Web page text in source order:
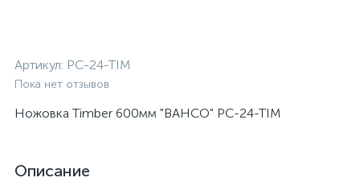
Артикул: PC-24-TIM
Пока нет отзывов
Ножовка Timber 600мм "BAHCO" PC-24-TIM
Описание